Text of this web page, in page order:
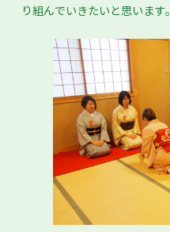
り組んでいきたいと思います。